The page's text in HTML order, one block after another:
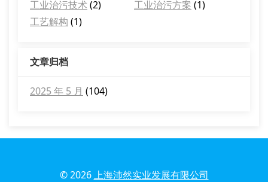
工业治污技术(2) 工业治污方案 (1)
工艺解构 (1)
文章归档
2025 年 5 月 (104)
© 2026上海沛然实业发展有限公司